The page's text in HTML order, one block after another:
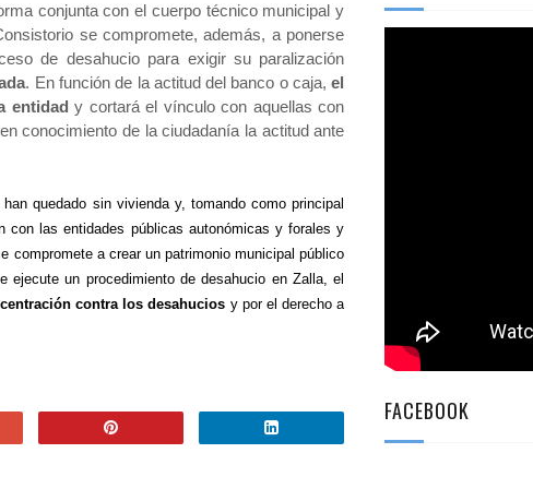
conjunta con el cuerpo técnico municipal y
se compromete, además, a ponerse
de desahucio para exigir su paralización
. En función de la actitud del banco o caja,el
entidady cortará el vínculo con aquellas con
conocimiento de la ciudadanía la actitud ante
quedado sin vivienda y, tomando como principal
con las entidades públicas autonómicas y forales y
compromete a crear un patrimonio municipal público
un procedimiento de desahucio en Zalla, el
contra los desahucios y por el derecho a
FACEBOOK